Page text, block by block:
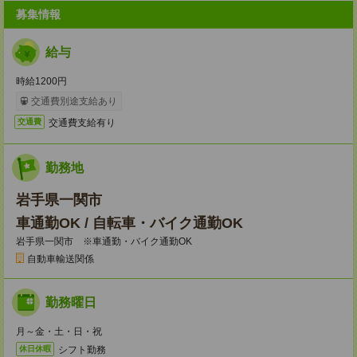
募集情報
給与
時給1200円
交通費別途支給あり
交通費 交通費支給有り
勤務地
岩手県一関市
車通勤OK / 自転車・バイク通勤OK
岩手県一関市 ※車通勤・バイク通勤OK
自動車輸送関係
勤務曜日
月～金・土・日・祝
休日休暇 シフト勤務